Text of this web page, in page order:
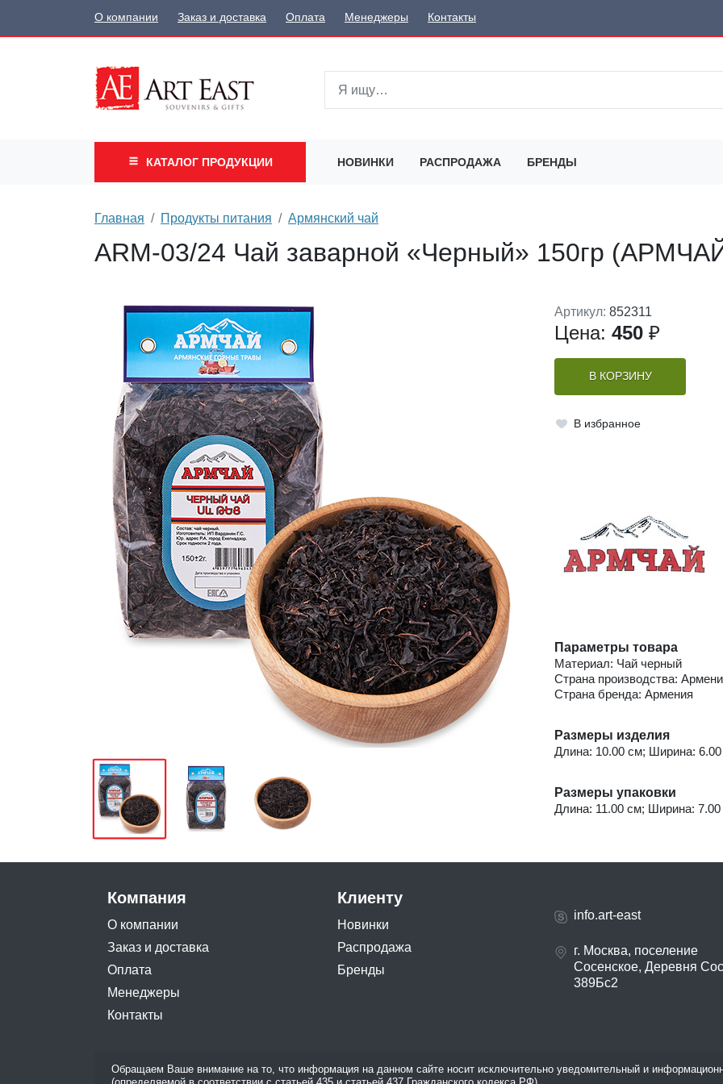
О компании Заказ и доставка Оплата Менеджеры Контакты
КАТАЛОГ ПРОДУКЦИИ НОВИНКИ РАСПРОДАЖА БРЕНДЫ
Главная Продукты питания Армянский чай
ARM-03/24 Чай заварной «Черный» 150гр
Артикул: 852311
Цена: 450 ₽
В КОРЗИНУ
В избранное
Параметры товара
Материал: Чай черный
Страна производства:
Страна бренда: Армения
Размеры изделия
Длина: 10.00 см; Ширина:
Размеры упаковки
Длина: 11.00 см; Ширина:
Компания
О компании
Заказ и доставка
Оплата
Менеджеры
Контакты
Клиенту
Новинки
Распродажа
Бренды
info.art-east
г. Москва, поселение
Сосенское, Деревня
389Бс2
Обращаем Ваше внимание на то, что информация на данном сайте носит исключительно уведомительный и